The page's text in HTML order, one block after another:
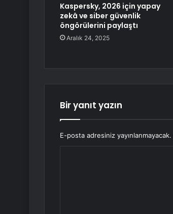
Kaspersky, 2026 için yapay
zekâ ve siber güvenlik
öngörülerini paylaştı
Aralık 24, 2025
Bir yanıt yazın
E-posta adresiniz yayınlanmayacak.